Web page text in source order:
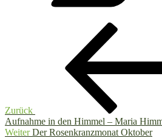
Beitragsnavigation
Zurück
Aufnahme in den Himmel – Maria
Nächster
Weiter Der Rosenkranzmonat Oktober